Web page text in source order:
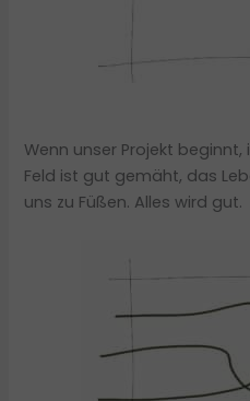
Wenn unser Projekt
Feld ist gut gemäht, das
uns zu Füßen. Alles wird gut.